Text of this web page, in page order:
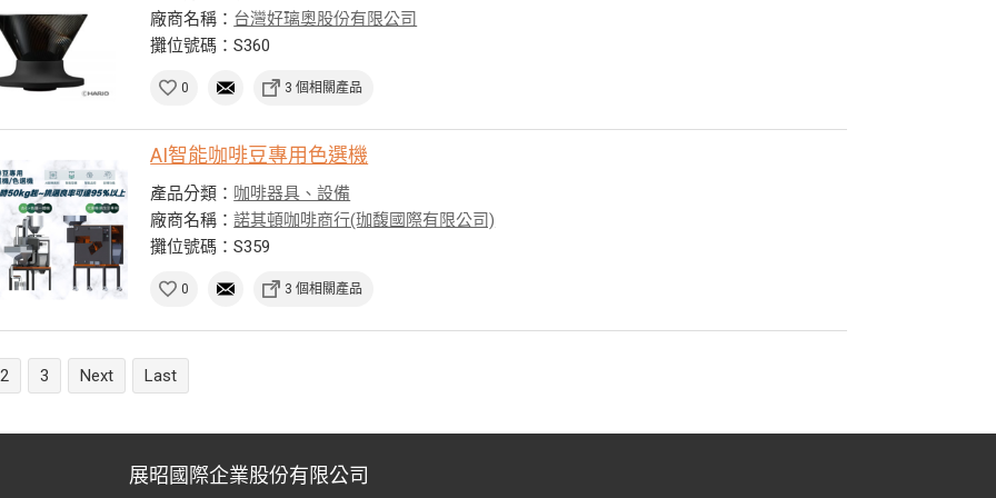
廠商名稱： 台灣好璃奧股份有限公司
攤位號碼：S360
0 3 個相關產品
AI智能咖啡豆專用色選機
產品分類： 咖啡器具、設備
廠商名稱：諾其頓咖啡商行(珈馥國際有限公司)
攤位號碼：S359
0 3 個相關產品
2 3 Next Last
展昭國際企業股份有限公司